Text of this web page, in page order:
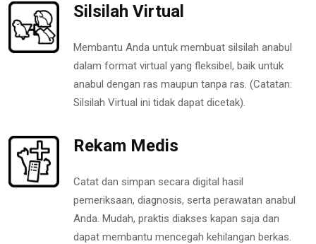
Silsilah Virtual
Membantu Anda untuk membuat silsilah anabul
dalam format virtual yang fleksibel, baik untuk
anabul dengan ras maupun tanpa ras. (Catatan:
Silsilah Virtual ini tidak dapat dicetak).
Rekam Medis
Catat dan simpan secara digital hasil
pemeriksaan, diagnosis, serta perawatan anabul
Anda. Mudah, praktis diakses kapan saja dan
dapat membantu mencegah kehilangan berkas.